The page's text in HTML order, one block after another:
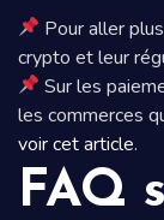
Pour aller
crypto et leur
Sur les
les commerces
voir cet article.
FAQ